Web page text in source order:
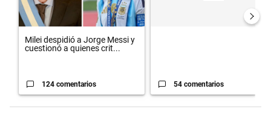
Milei despidió a Jorge Messi y
cuestionó a quienes crit...
124 comentarios 54 comentarios